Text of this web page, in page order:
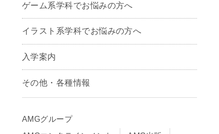
CG学科
アニメーション学科
声優学科
ゲーム系学科でお悩みの方へ
イラスト系学科でお悩みの方へ
入学案内
募集要項
早期出願制度・AOエントリー
入学までの流れ
その他・各種情報
アクセス
サイトポリシー
AMGグループ